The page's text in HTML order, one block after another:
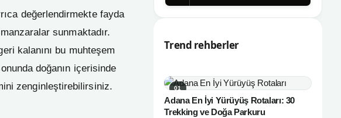
değerlendirmekte fayda
sunmaktadır.
kalanını bu muhteşem
doğanın içerisinde
zenginleştirebilirsiniz.
Trend rehberler
01
Adana En İyi Yürüyüş Rotaları: 30
Trekking ve Doğa Parkuru